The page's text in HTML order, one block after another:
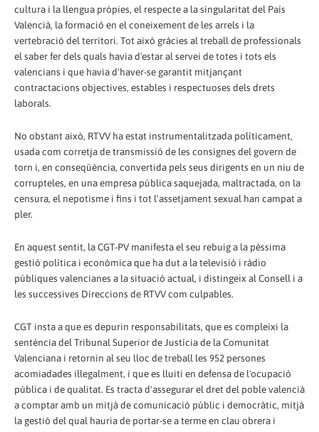
cultura i la llengua pròpies, el respecte a la singularitat del País
Valencià, la formació en el coneixement de les arrels i la
vertebració del territori. Tot això gràcies al treball de professionals
el saber fer dels quals havia d'estar al servei de totes i tots els
valencians i que havia d'haver-se garantit mitjançant
contractacions objectives, estables i respectuoses dels drets
laborals.
No obstant això, RTVV ha estat instrumentalitzada políticament,
usada com corretja de transmissió de les consignes del govern de
torn i, en conseqüència, convertida pels seus dirigents en un niu de
corrupteles, en una empresa pública saquejada, maltractada, on la
censura, el nepotisme i fins i tot l'assetjament sexual han campat a
pler.
En aquest sentit, la CGT-PV manifesta el seu rebuig a la pèssima
gestió política i econòmica que ha dut a la televisió i ràdio
públiques valencianes a la situació actual, i distingeix al Consell i a
les successives Direccions de RTVV com culpables.
CGT insta a que es depurin responsabilitats, que es compleixi la
sentència del Tribunal Superior de Justícia de la Comunitat
Valenciana i retornin al seu lloc de treball les 952 persones
acomiadades il·legalment, i que es lluiti en defensa de l'ocupació
pública i de qualitat. Es tracta d'assegurar el dret del poble valencià
a comptar amb un mitjà de comunicació públic i democràtic, mitjà
la gestió del qual hauria de portar-se a terme en clau obrera i